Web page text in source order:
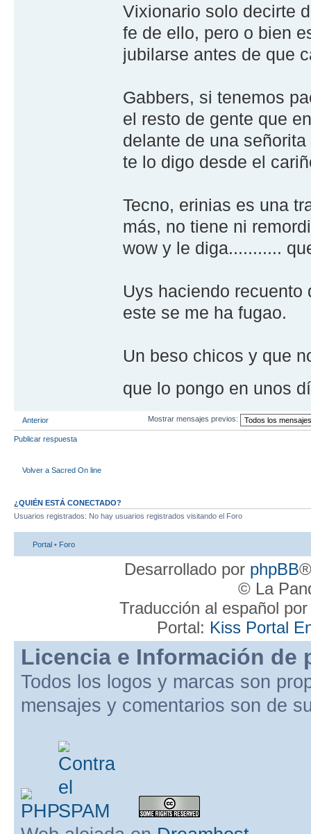
Vixionario solo decirte
fe de ello, pero o bien
jubilarse antes de que
Gabbers, si tenemos
el resto de gente que
delante de una
te lo digo desde el
Tecno, erinias es una
más, no tiene ni
wow y le diga...........
Uys haciendo
este se me ha fugao.
Un beso chicos y que
que lo pongo en unos
Anterior Mostrar mensajes previos:
Publicar respuesta
Volver a Sacred On line
¿QUIÉN ESTÁ CONECTADO?
Usuarios registrados: No hay usuarios registrados visitando el Foro
Portal • Foro
Desarrollado por phpBB
© La
Traducción al español
Portal: Kiss Portal
Licencia e Información de
Todos los logos y marcas son
mensajes y comentarios son de